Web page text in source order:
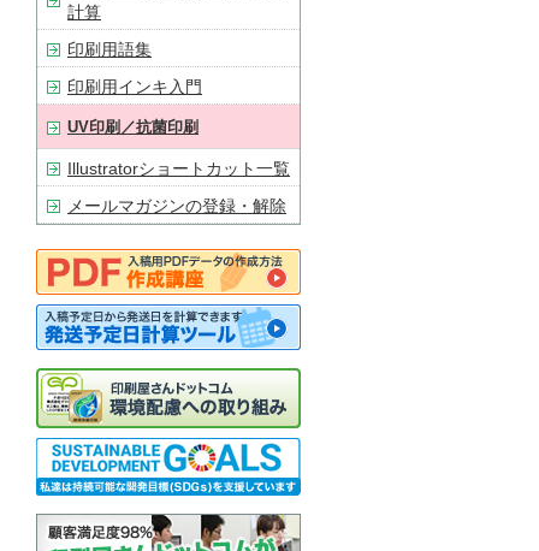
計算
印刷用語集
印刷用インキ入門
UV印刷／抗菌印刷
Illustratorショートカット一覧
メールマガジンの登録・解除